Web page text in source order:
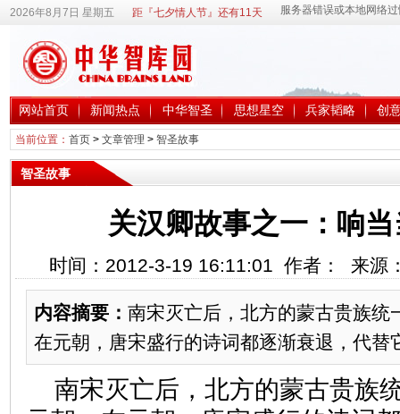
2026年8月7日 星期五 距『七夕情人节』还有11天
网站首页 新闻热点 中华智圣 思想星空 兵家韬略 创
当前位置： 首页> 文章管理 > 智圣故事
智圣故事
关汉卿故事之一：响
时间：2012-3-19 16:11:01 作者： 来源
内容摘要： 南宋灭亡后，北方的蒙古贵族统
在元朝，唐宋盛行的诗词都逐渐衰退，代替
南宋灭亡后，北方的蒙古贵族